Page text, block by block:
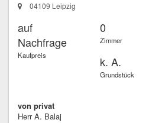
04109 Leipzig
auf
Nachfrage
Kaufpreis
0
Zimmer
k. A.
Grundstück
von privat
Herr A. Balaj